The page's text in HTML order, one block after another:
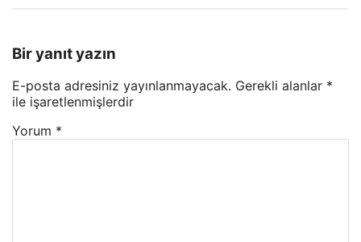
Bir yanıt yazın
E-posta adresiniz yayınlanmayacak. Gerekli alanlar *
ile işaretlenmişlerdir
Yorum *